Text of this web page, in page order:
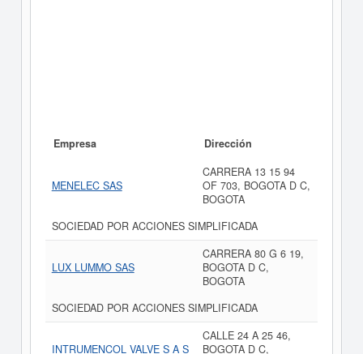
Empresa Dirección
MENELEC SAS
CARRERA 13 15 94
OF 703, BOGOTA D C,
BOGOTA
SOCIEDAD POR ACCIONES SIMPLIFICADA
LUX LUMMO SAS
CARRERA 80 G 6 19,
BOGOTA D C,
BOGOTA
SOCIEDAD POR ACCIONES SIMPLIFICADA
INTRUMENCOL VALVE S A S
CALLE 24 A 25 46,
BOGOTA D C,